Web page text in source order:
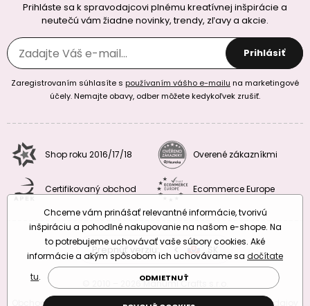
Prihláste sa k spravodajcovi plnému kreatívnej inšpirácie a
neutečú vám žiadne novinky, trendy, zľavy a akcie.
Prihlásiť
Zaregistrovaním súhlasíte s používaním vášho e-mailu na marketingové
účely. Nemajte obavy, odber môžete kedykoľvek zrušiť.
Shop roku 2016/17/18 Overené zákazníkmi
Certifikovaný obchod Ecommerce Europe
Prepnúť verziu: CZSK
© 2010 – 2026 Manumi Crafts s.r.o.
Obchodné podmienky
Podmienky ochrany osobných údajov
Chceme vám prinášať relevantné informácie, tvorivú
inšpiráciu a pohodlné nakupovanie na našom e-shope. Na
to potrebujeme uchovávať vaše súbory cookies. Aké
informácie a akým spôsobom ich uchovávame sa dočítate
tu. ODMIETNUŤ